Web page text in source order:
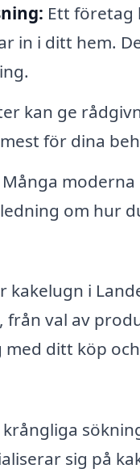
Ett företag
in i ditt hem.
kan ge
för dina
Många
om hur
i
från val av
ditt köp
sig på